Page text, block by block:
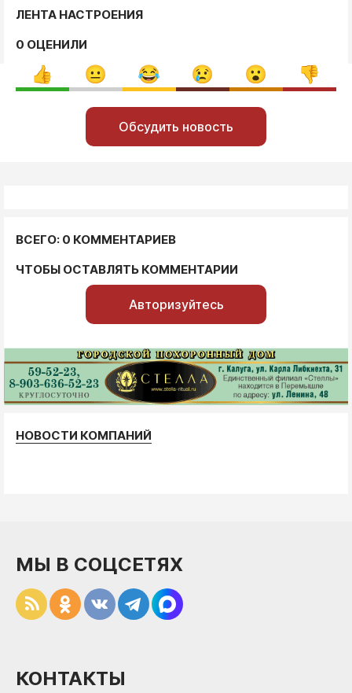
ЛЕНТА НАСТРОЕНИЯ
0 ОЦЕНИЛИ
Обсудить новость
ВСЕГО: 0 КОММЕНТАРИЕВ
ЧТОБЫ ОСТАВЛЯТЬ КОММЕНТАРИИ
Авторизуйтесь
НОВОСТИ КОМПАНИЙ
МЫ В СОЦСЕТЯХ
КОНТАКТЫ